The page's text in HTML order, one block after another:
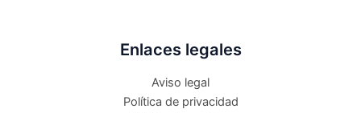
Enlaces legales
Aviso legal
Política de privacidad